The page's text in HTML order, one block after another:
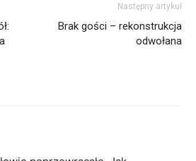
Następny artykuł
Brak gości – rekonstrukcja
odwołana